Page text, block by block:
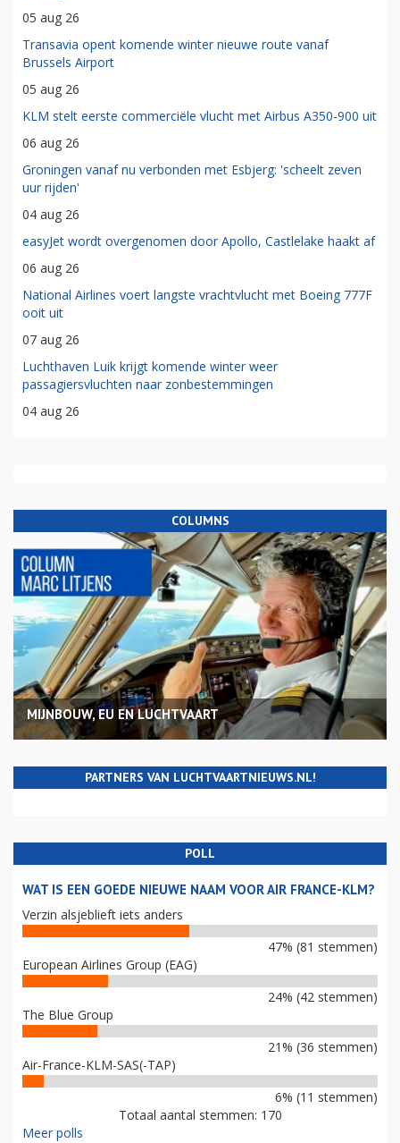
05 aug 26
Transavia opent komende winter nieuwe route vanaf
Brussels Airport
05 aug 26
KLM stelt eerste commerciële vlucht met Airbus A350-900 uit
06 aug 26
Groningen vanaf nu verbonden met Esbjerg: 'scheelt zeven
uur rijden'
04 aug 26
easyJet wordt overgenomen door Apollo, Castlelake haakt af
06 aug 26
National Airlines voert langste vrachtvlucht met Boeing 777F
ooit uit
07 aug 26
Luchthaven Luik krijgt komende winter weer
passagiersvluchten naar zonbestemmingen
04 aug 26
COLUMNS
MIJNBOUW, EU EN LUCHTVAART
PARTNERS VAN LUCHTVAARTNIEUWS.NL!
POLL
WAT IS EEN GOEDE NIEUWE NAAM VOOR AIR FRANCE-KLM?
Verzin alsjeblieft iets anders
47% (81 stemmen)
European Airlines Group (EAG)
24% (42 stemmen)
The Blue Group
21% (36 stemmen)
Air-France-KLM-SAS(-TAP)
6% (11 stemmen)
Totaal aantal stemmen: 170
Meer polls